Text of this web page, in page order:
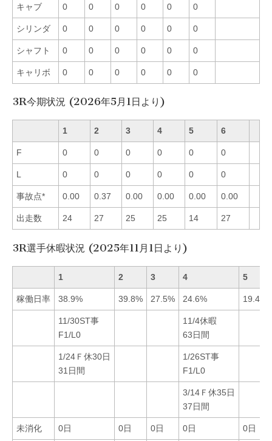
キャブ 0 0 0 0 0 0
シリンダ 0 0 0 0 0 0
シャフト 0 0 0 0 0 0
キャリボ 0 0 0 0 0 0
3R今期状況 (2026年5月1日より)
1 2 3 4 5 6
F 0 0 0 0 0 0
L 0 0 0 0 0 0
事故点* 0.00 0.37 0.00 0.00 0.00 0.00
出走数 24 27 25 25 14 27
3R選手休暇状況 (2025年11月1日より)
1 2 3 4 5
稼働日率 38.9% 39.8% 27.5% 24.6% 19.4%
11/30ST事
F1/L0
11/4休暇
63日間
1/24Ｆ休30日
31日間
1/26ST事
F1/L0
3/14Ｆ休35日
37日間
未消化 0日 0日 0日 0日 0日